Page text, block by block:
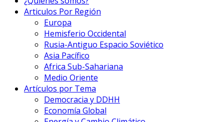
Articulos Por Región
Europa
Hemisferio Occidental
Rusia-Antiguo Espacio Soviético
Asia Pacífico
Africa Sub-Sahariana
Medio Oriente
Artículos por Tema
Democracia y DDHH
Economía Global